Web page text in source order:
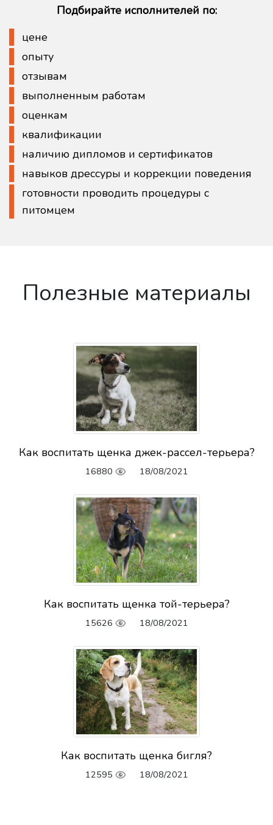
Подбирайте исполнителей по:
цене
опыту
отзывам
выполненным работам
оценкам
квалификации
наличию дипломов и сертификатов
навыков дрессуры и коррекции поведения
готовности проводить процедуры с
питомцем
Полезные материалы
Как воспитать щенка джек-рассел-терьера?
16880 18/08/2021
Как воспитать щенка той-терьера?
15626 18/08/2021
Как воспитать щенка бигля?
12595 18/08/2021